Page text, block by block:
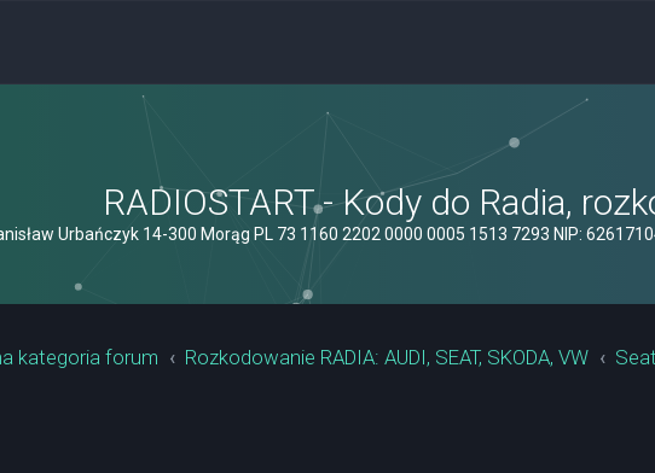
RADIOSTART - Kody do Radia,
Urbańczyk 14-300 Morąg PL 73 1160 2202 0000 0005 1513 7293 NIP:
kategoria forum Rozkodowanie RADIA: AUDI, SEAT, SKODA, VW Seat